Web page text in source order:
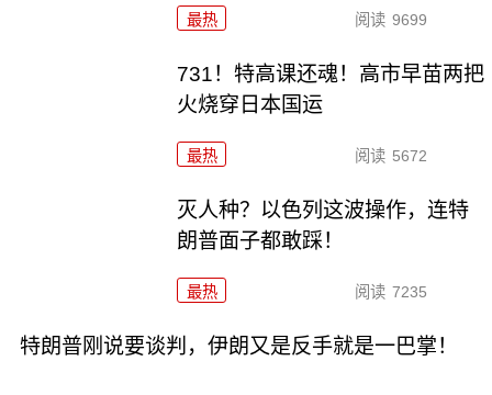
最热 阅读 9699
731！特高课还魂！高市早苗两把
火烧穿日本国运
最热 阅读 5672
灭人种？以色列这波操作，连特
朗普面子都敢踩！
最热 阅读 7235
特朗普刚说要谈判，伊朗又是反手就是一巴掌！